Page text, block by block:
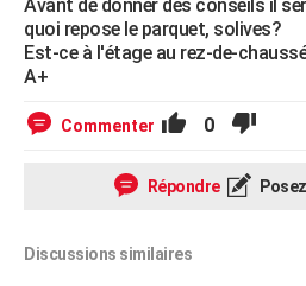
Avant de donner des conseils il
quoi repose le parquet, solives?
Est-ce à l'étage au rez-de-
A+
Commenter 0
Répondre
Discussions similaires